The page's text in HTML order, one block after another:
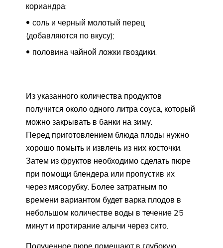
кориандра;
соль и черный молотый перец
(добавляются по вкусу);
половина чайной ложки гвоздики.
Из указанного количества продуктов
получится около одного литра соуса, который
можно закрывать в банки на зиму.
Перед приготовлением блюда плоды нужно
хорошо помыть и извлечь из них косточки.
Затем из фруктов необходимо сделать пюре
при помощи блендера или пропустив их
через мясорубку. Более затратным по
времени вариантом будет варка плодов в
небольшом количестве воды в течение 25
минут и протирание алычи через сито.
Полученное пюре помещают в глубокую